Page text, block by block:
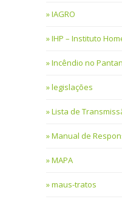
IAGRO
IHP – Instituto
Incêndio no
legislações
Lista de
Manual de
MAPA
maus-tratos